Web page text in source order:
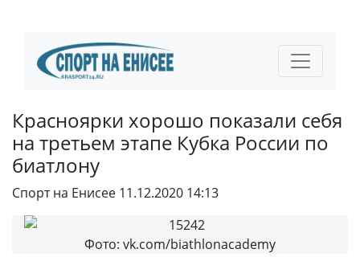
Красноярки хорошо показали себя
на третьем этапе Кубка России по
биатлону
Спорт на Енисее 11.12.2020 14:13
Фото: vk.com/biathlonacademy